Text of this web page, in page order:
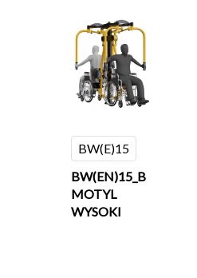
BW(E)15
BW(EN)15_B
MOTYL
WYSOKI